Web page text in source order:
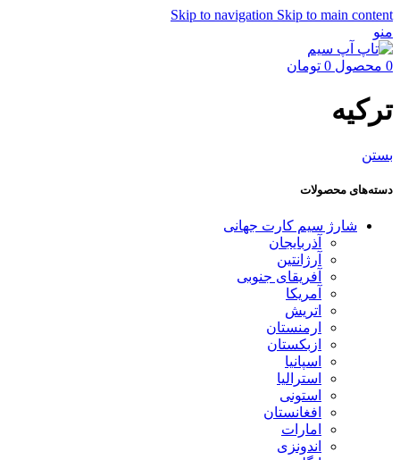
Skip to navigation Skip to main content
منو
0 محصول 0 تومان
ترکیه
بستن
دسته‌های محصولات
شارژ سیم کارت جهانی
آذربایجان
آرژانتین
آفریقای جنوبی
آمریکا
اتریش
ارمنستان
ازبکستان
اسپانیا
استرالیا
استونی
افغانستان
امارات
اندونزی